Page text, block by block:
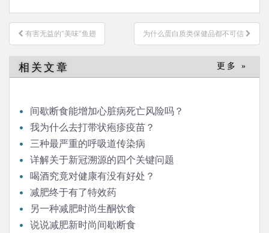
文
章
导
航
有害无益的“美味”鱼翅 为什么蛋白质类保健品都不可信
相关文章 更多 »
间歇断食能增加心脏病死亡风险吗？
我为什么去打带状疱疹疫苗？
三种最严重的呼吸道传染病
详解关于新冠溯源的四个关键问题
喝酒究竟对健康有没有好处？
减肥终于有了特效药
另一种减肥时尚生酮饮食
说说减肥新时尚间歇断食